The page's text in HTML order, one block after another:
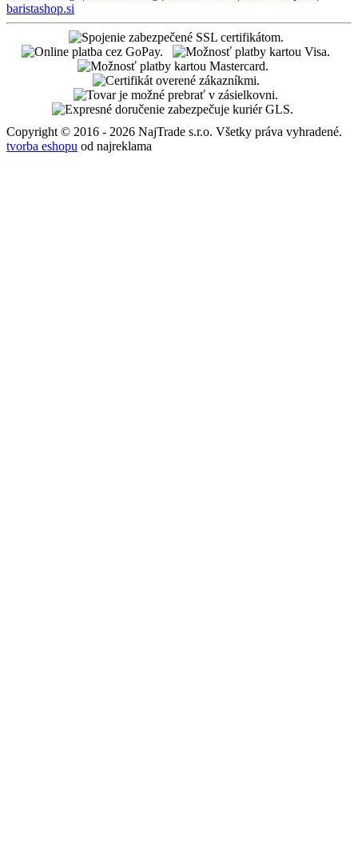
baristashop.si
Copyright © 2016 - 2026 NajTrade s.r.o. Všetky práva vyhradené.
tvorba eshopu od najreklama